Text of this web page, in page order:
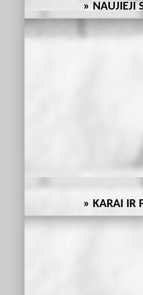
NAUJIEJI
KARAI IR